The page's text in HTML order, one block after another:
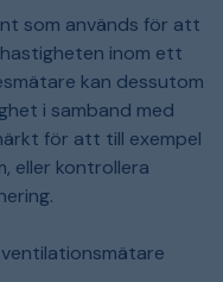
som används för att
inom ett
kan dessutom
i samband med
för att till exempel
eller kontrollera